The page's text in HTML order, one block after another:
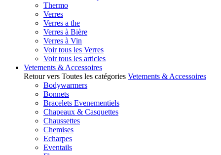
Thermo
Verres
Verres a the
Verres à Bière
Verres à Vin
Voir tous les Verres
Voir tous les articles
Vetements & Accessoires
Retour vers Toutes les catégories Vetements & Accessoires
Bodywarmers
Bonnets
Bracelets Evenementiels
Chapeaux & Casquettes
Chaussettes
Chemises
Echarpes
Eventails